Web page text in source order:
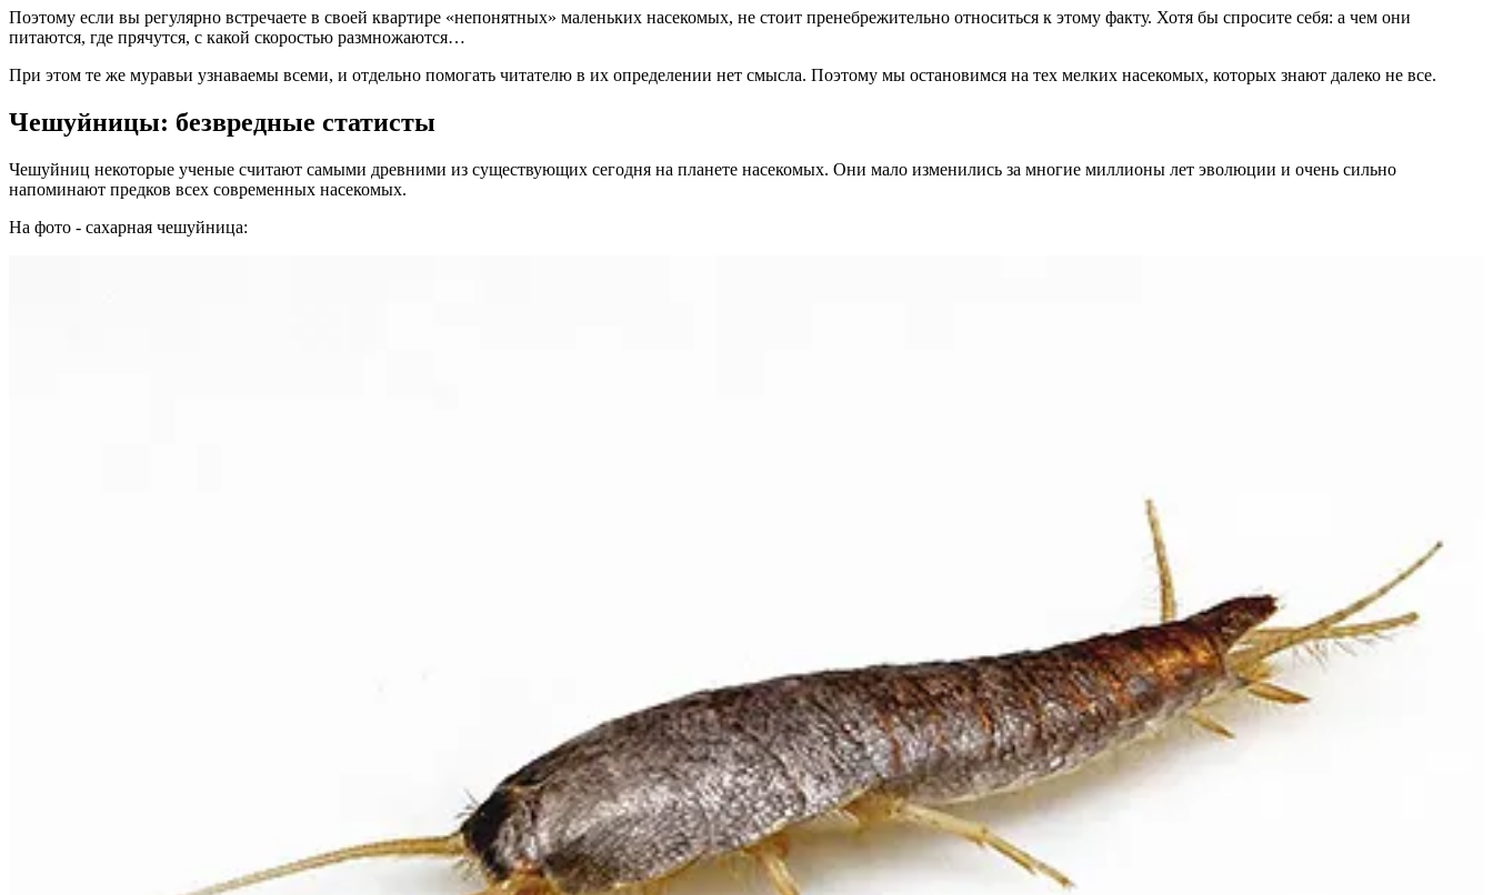
Поэтому если вы регулярно встречаете в своей квартире «непонятных» маленьких насекомых, не стоит пренебрежительно относиться к этому факту. Хотя бы спросите себя: а чем они
питаются, где прячутся, с какой скоростью размножаются…
При этом те же муравьи узнаваемы всеми, и отдельно помогать читателю в их определении нет смысла. Поэтому мы остановимся на тех мелких насекомых, которых знают далеко не все.
Чешуйницы: безвредные статисты
Чешуйниц некоторые ученые считают самыми древними из существующих сегодня на планете насекомых. Они мало изменились за многие миллионы лет эволюции и очень сильно
напоминают предков всех современных насекомых.
На фото - сахарная чешуйница: